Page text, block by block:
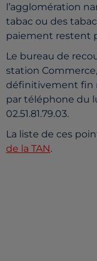
l’agglomération
tabac ou des
paiement restent
Le bureau de
station
définitivement fin
par téléphone du
02.51.81.79.03.
La liste de ces
de la TAN.